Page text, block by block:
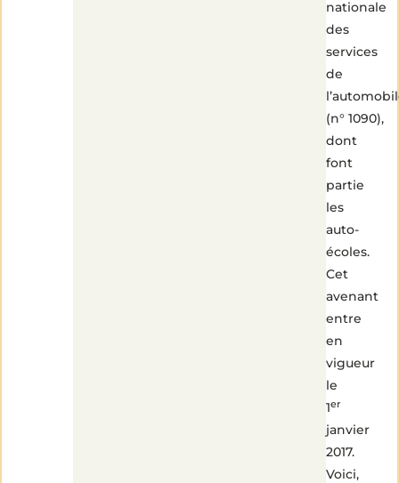
nationale
des
services
de
(n° 1090),
dont
font
partie
les
auto-
écoles.
Cet
avenant
entre
en
vigueur
le
1er
janvier
2017.
Voici,